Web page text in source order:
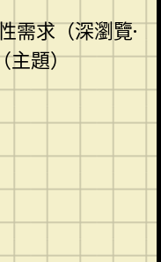
求（深瀏覽·
主題）